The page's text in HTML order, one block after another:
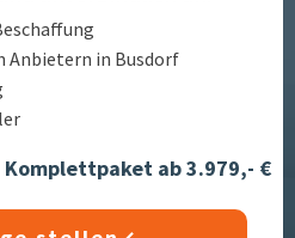
Anbietern in Busdorf
Komplettpaket ab 3.979,- €